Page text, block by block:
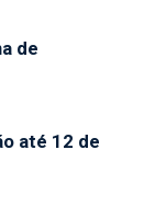
de
até 12 de